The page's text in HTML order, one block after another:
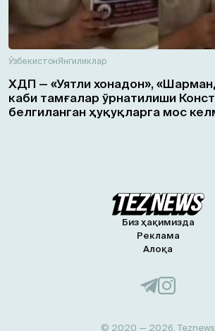
ЎзбекистонЯнгиликлар
ХДП — «Уятли хонадон»,
каби тамғалар ўрнатилиши
белгиланган ҳуқуқларга мос
Биз ҳақимизда
Реклама
Алоқа
© 2020 — 2026, Teznews